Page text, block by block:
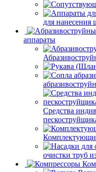
для нанесения
аппараты
Средства
очистки труб